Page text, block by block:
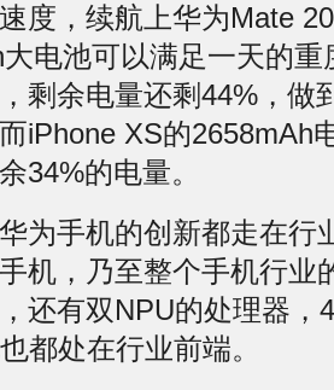
，续航上华为Mate 20
电池可以满足一天的
剩余电量还剩44%，做
iPhone XS的2658mAh
34%的电量。
手机的创新都走在行
机，乃至整个手机行业
还有双NPU的处理器，
都处在行业前端。